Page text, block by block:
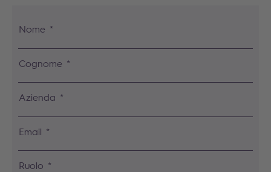
Nome *
Cognome *
Azienda *
Email *
Ruolo *